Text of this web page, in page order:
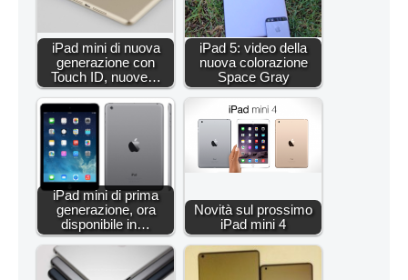
iPad mini di nuova
generazione con
Touch ID, nuove…
iPad 5: video della
nuova colorazione
Space Gray
iPad mini di prima
generazione, ora
disponibile in…
Novità sul prossimo
iPad mini 4